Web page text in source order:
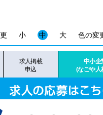
色の変
小 中 大
求人掲載
申込
中小企
(なごや人